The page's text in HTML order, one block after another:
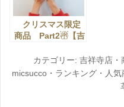
クリスマス限定
商品 Part2☃【吉
カテゴリー: 吉祥寺店 ・
micsucco・ ランキング・ 人気